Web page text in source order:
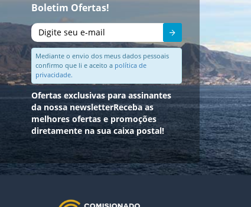
Boletim Ofertas!
Mediante o envio dos meus dados pessoais
confirmo que li e aceito a política de
privacidade.
Ofertas exclusivas para assinantes
da nossa newsletterReceba as
melhores ofertas e promoções
diretamente na sua caixa postal!